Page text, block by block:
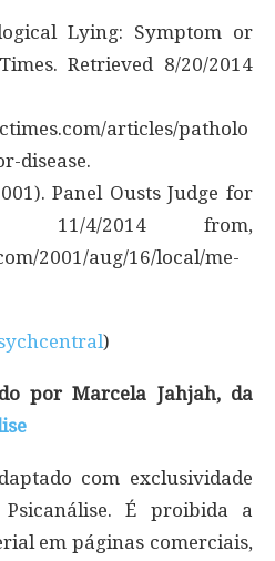
Lying: Symptom or
Retrieved 8/20/2014
articles/patholo
disease.
Panel Ousts Judge for
11/4/2014 from,
2001/aug/16/local/me-
)
por Marcela Jahjah, da
com exclusividade
É proibida a
em páginas comerciais,